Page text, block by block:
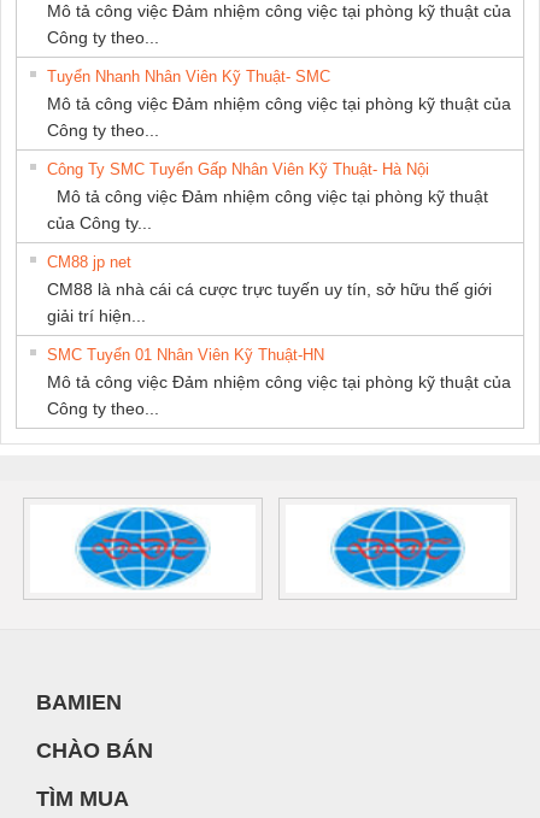
Mô tả công việc Đảm nhiệm công việc tại phòng kỹ thuật của
Công ty theo...
Tuyển Nhanh Nhân Viên Kỹ Thuật- SMC
Mô tả công việc Đảm nhiệm công việc tại phòng kỹ thuật của
Công ty theo...
Công Ty SMC Tuyển Gấp Nhân Viên Kỹ Thuật- Hà Nội
Mô tả công việc Đảm nhiệm công việc tại phòng kỹ thuật
của Công ty...
CM88 jp net
CM88 là nhà cái cá cược trực tuyến uy tín, sở hữu thế giới
giải trí hiện...
SMC Tuyển 01 Nhân Viên Kỹ Thuật-HN
Mô tả công việc Đảm nhiệm công việc tại phòng kỹ thuật của
Công ty theo...
BAMIEN
CHÀO BÁN
TÌM MUA